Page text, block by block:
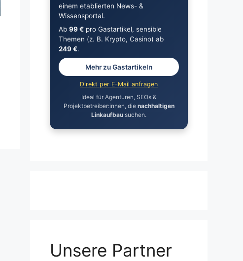
einem etablierten News- &
Wissensportal.
Ab 99 €pro Gastartikel, sensible
Themen (z. B. Krypto, Casino) ab
249 €.
Mehr zu Gastartikeln
Direkt per E-Mail anfragen
Ideal für Agenturen, SEOs &
Projektbetreiber:innen, die nachhaltigen
Linkaufbau suchen.
Unsere Partner